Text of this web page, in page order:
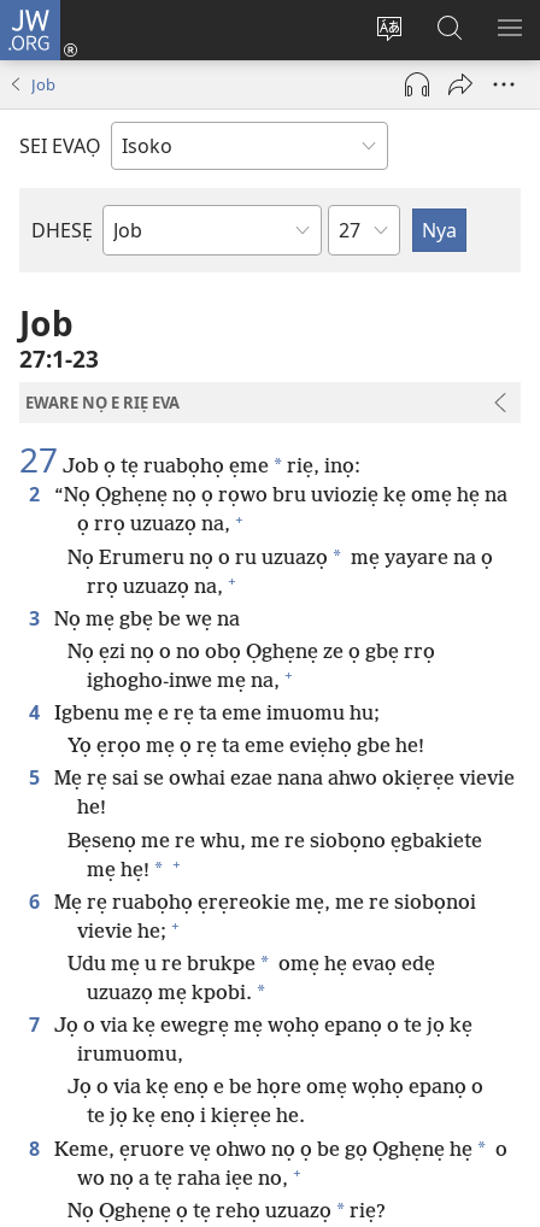
JW.ORG
Nwene
ẹvẹrẹ
Ro
Eva
(opens
window)
Gwọlọ
JW.ORG
Job
SEI EVAỌ
DHESẸ
Ebe
Uzou
Job
27:1-23
EWARE NỌ E RIẸ EVA
27 Job ọ tẹ ruabọhọ ẹme * riẹ, inọ:
2
“Nọ Ọghẹnẹ nọ ọ rọwo bru uvioziẹ kẹ omẹ hẹ na
ọ rrọ uzuazọ na, +
Nọ Erumeru nọ o ru uzuazọ * mẹ yayare na ọ
rrọ uzuazọ na, +
3
Nọ mẹ gbẹ be wẹ na
Nọ ẹzi nọ o no obọ Ọghẹnẹ ze ọ gbẹ rrọ
ighogho-inwe mẹ na, +
4
Igbenu mẹ e rẹ ta eme imuomu hu;
Yọ ẹrọo mẹ ọ rẹ ta eme eviẹhọ gbe he!
5
Mẹ rẹ sai se owhai ezae nana ahwo okiẹrẹe vievie
he!
Bẹsenọ me re whu, me re siobọno ẹgbakiete
mẹ hẹ! * +
6
Mẹ rẹ ruabọhọ ẹrẹreokie mẹ, me re siobọnoi
vievie he; +
Udu mẹ u re brukpe * omẹ hẹ evaọ edẹ
uzuazọ mẹ kpobi. *
7
Jọ o via kẹ ewegrẹ mẹ wọhọ epanọ o te jọ kẹ
irumuomu,
Jọ o via kẹ enọ e be họre omẹ wọhọ epanọ o
te jọ kẹ enọ i kiẹrẹe he.
8 Keme, ẹruore vẹ ohwo nọ ọ be gọ Ọghẹnẹ hẹ * o
wo nọ a tẹ raha iẹe no, +
Nọ Ọghẹnẹ ọ tẹ rehọ uzuazọ * riẹ?